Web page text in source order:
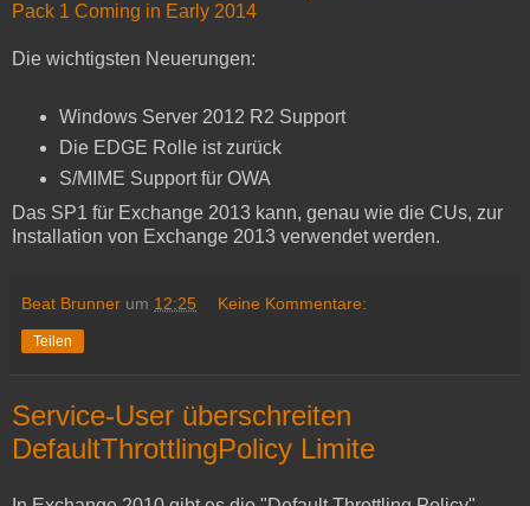
Pack 1 Coming in Early 2014
Die wichtigsten Neuerungen:
Windows Server 2012 R2 Support
Die EDGE Rolle ist zurück
S/MIME Support für OWA
Das SP1 für Exchange 2013 kann, genau wie die CUs, zur
Installation von Exchange 2013 verwendet werden.
Beat Brunner um 12:25 Keine Kommentare:
Teilen
Service-User überschreiten
DefaultThrottlingPolicy Limite